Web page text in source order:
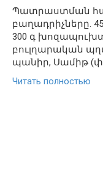
Պատրաստման
բաղադրիչները.
300 գ խոզապուխտ,
բուլղարական
պանիր, Սամիթ
Читать полностью